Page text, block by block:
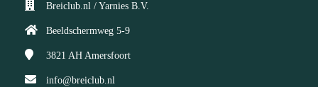
Breiclub.nl / Yarnies B.V.
Beeldschermweg 5-9
3821 AH Amersfoort
info@breiclub.nl